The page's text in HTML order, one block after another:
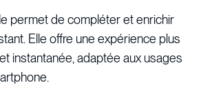
permet de compléter et enrichir
Elle offre une expérience plus
instantanée, adaptée aux usages